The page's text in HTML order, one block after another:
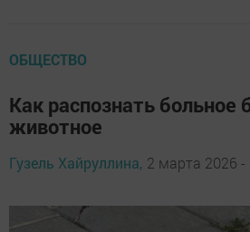
ОБЩЕСТВО
Как распознать больное
животное
Гузель Хайруллина, 2 марта 2026 -